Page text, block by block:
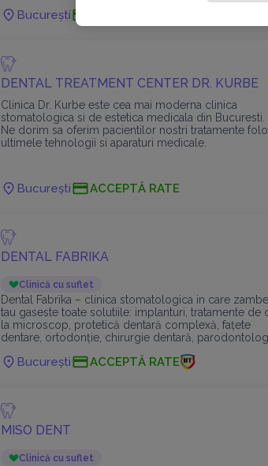
București
DENTAL TREATMENT CENTER DR. KURBE
Clinica Dr. Kurbe este cea mai moderna clinica
stomatologica si de estetica medicala din Bucuresti.
Ne dorim sa oferim pacientilor nostri tratamente
ultimele tehnologii si aparaturi medicale.
București ACCEPTĂ RATE
DENTAL FABRIKA
Clinică cu suflet
Dental Fabrïka – clinica stomatologica in care
tau gaseste toate solutiile: implanturi, tratamente de
la microscop, protetică dentară complexă, fațete
dentare, ortodonție, chirurgie dentară,
București ACCEPTĂ RATE
MISO DENT
Clinică cu suflet